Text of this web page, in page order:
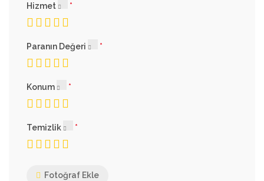
Hizmet
Paranın Değeri
Konum
Temizlik
Fotoğraf Ekle